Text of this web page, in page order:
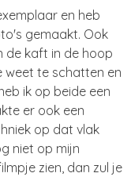
en heb
gemaakt. Ook
de kaft in de hoop
weet te schatten en
ik op beide een
er ook een
op dat vlak
niet op mijn
zien, dan zul je